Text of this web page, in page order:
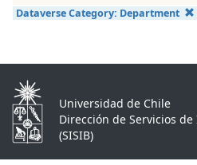
Dataverse Category: Department
Universidad de Chile
Dirección de Servicios
(SISIB)